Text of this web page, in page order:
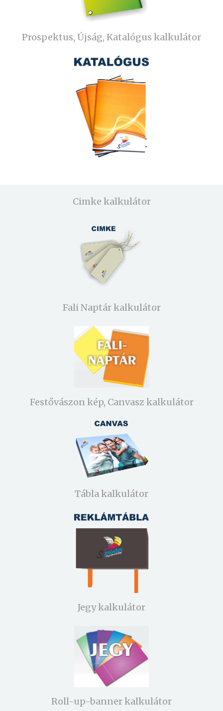
Prospektus, Újság, Katalógus kalkulátor
Cimke kalkulátor
Fali Naptár kalkulátor
Festővászon kép, Canvasz kalkulátor
Tábla kalkulátor
Jegy kalkulátor
Roll-up-banner kalkulátor